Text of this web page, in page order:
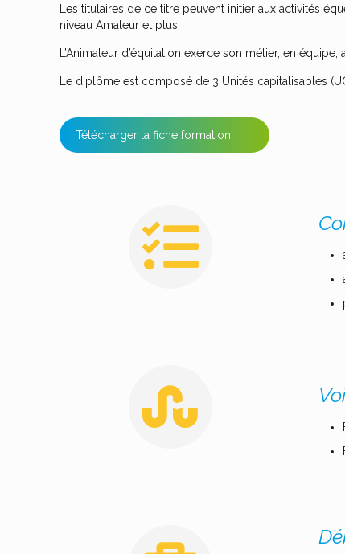
Les titulaires de ce titre peuvent initier aux activités
niveau Amateur et plus.
L’Animateur d’équitation exerce son métier, en
Le diplôme est composé de 3 Unités capitalisables
Télécharger la fiche formation